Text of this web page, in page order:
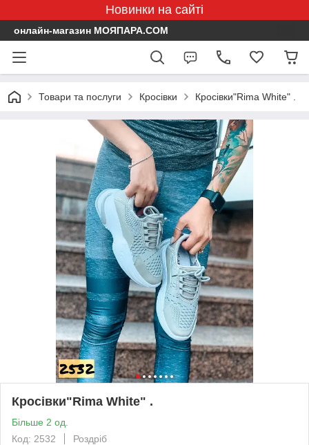
Новинки на сайті
онлайн-магазин МОЯПАРА.COM
Товари та послуги Кросівки Кросівки"Rima White" .
Кросівки"Rima White" .
Більше 2 од.
Код: 2532
Роздріб